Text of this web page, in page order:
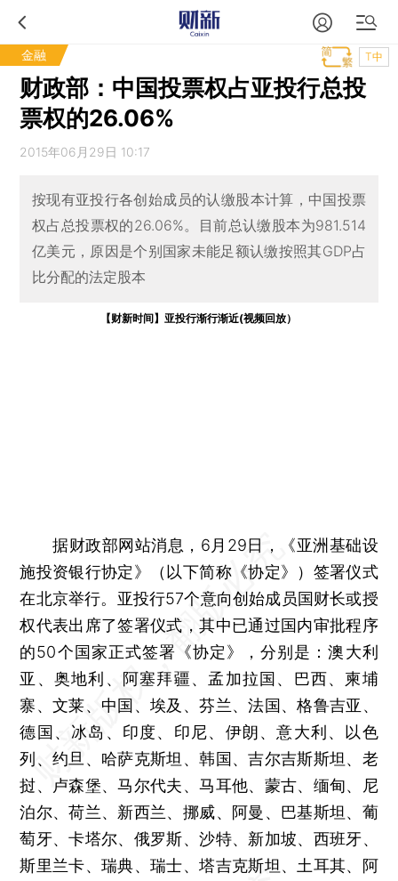
金融 T中
财政部：中国投票权占亚投行总投
票权的26.06%
2015年06月29日 10:17
按现有亚投行各创始成员的认缴股本计算，中国投票
权占总投票权的26.06%。目前总认缴股本为981.514
亿美元，原因是个别国家未能足额认缴按照其GDP占
比分配的法定股本
【财新时间】亚投行渐行渐近(视频回放）
据财政部网站消息，6月29日，《亚洲基础设
施投资银行协定》（以下简称《协定》）签署仪式
在北京举行。亚投行57个意向创始成员国财长或授
权代表出席了签署仪式，其中已通过国内审批程序
的50个国家正式签署《协定》，分别是：澳大利
亚、奥地利、阿塞拜疆、孟加拉国、巴西、柬埔
寨、文莱、中国、埃及、芬兰、法国、格鲁吉亚、
德国、冰岛、印度、印尼、伊朗、意大利、以色
列、约旦、哈萨克斯坦、韩国、吉尔吉斯斯坦、老
挝、卢森堡、马尔代夫、马耳他、蒙古、缅甸、尼
泊尔、荷兰、新西兰、挪威、阿曼、巴基斯坦、葡
萄牙、卡塔尔、俄罗斯、沙特、新加坡、西班牙、
斯里兰卡、瑞典、瑞士、塔吉克斯坦、土耳其、阿